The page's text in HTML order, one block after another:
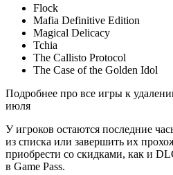
Flock
Mafia Definitive Edition
Magical Delicacy
Tchia
The Callisto Protocol
The Case of the Golden Idol
Подробнее про все игры к
июля
У игроков остаются последние
из списка или завершить их
приобрести со скидками, как и
в Game Pass.